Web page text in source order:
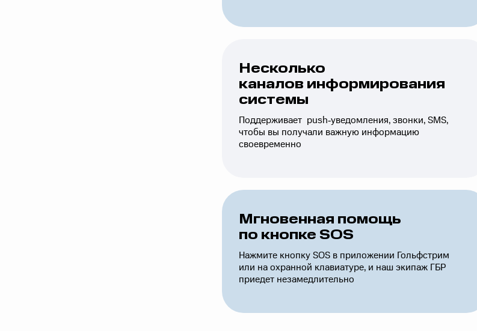
Несколько
каналов информирования
системы
Поддерживает push‑уведомления, звонки, SMS,
чтобы вы получали важную информацию
своевременно
Мгновенная помощь
по кнопке SOS
Нажмите кнопку SOS в приложении Гольфстрим
или на охранной клавиатуре, и наш экипаж ГБР
приедет незамедлительно